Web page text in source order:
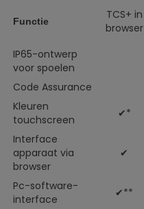
Functie
TCS+ in
browser
IP65-ontwerp
voor spoelen
Code Assurance
Kleuren
touchscreen
✔*
Interface
apparaat via
browser
✔
Pc-software-
interface
✔**